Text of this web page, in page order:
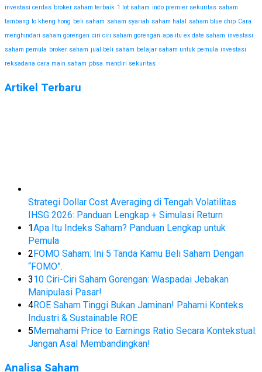
investasi cerdas broker saham terbaik 1 lot saham indo premier sekuritas saham
tambang lo kheng hong beli saham saham syariah saham halal saham blue chip Cara
menghindari saham gorengan ciri ciri saham gorengan apa itu ex date saham investasi
saham pemula broker saham jual beli saham belajar saham untuk pemula investasi
reksadana cara main saham pbsa mandiri sekuritas
Artikel Terbaru
Strategi Dollar Cost Averaging di Tengah Volatilitas
IHSG 2026: Panduan Lengkap + Simulasi Return
1Apa Itu Indeks Saham? Panduan Lengkap untuk
Pemula
2 FOMO Saham: Ini 5 Tanda Kamu Beli Saham Dengan
“FOMO”.
310 Ciri-Ciri Saham Gorengan: Waspadai Jebakan
Manipulasi Pasar!
4ROE Saham Tinggi Bukan Jaminan! Pahami Konteks
Industri & Sustainable ROE
5 Memahami Price to Earnings Ratio Secara Kontekstual:
Jangan Asal Membandingkan!
Analisa Saham